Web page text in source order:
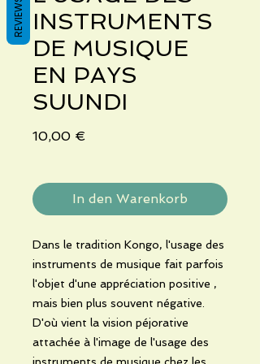
INSTRUMENTS
DE MUSIQUE
EN PAYS
SUUNDI
10,00 €
In den Warenkorb
Dans le tradition Kongo, l'usage des
instruments de musique fait parfois
l'objet d'une appréciation positive ,
mais bien plus souvent négative.
D'où vient la vision péjorative
attachée à l'image de l'usage des
REVIEWS